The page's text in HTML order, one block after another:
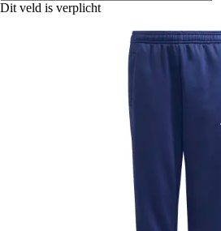
Dit veld is verplicht